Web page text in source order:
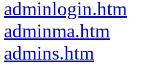
adminlogin.htm
adminma.htm
admins.htm